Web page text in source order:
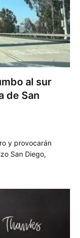
al sur
de San
y provocarán
San Diego,